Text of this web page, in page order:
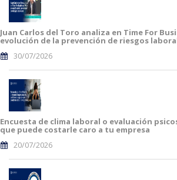
Juan Carlos del Toro analiza en Time For
evolución de la prevención de riesgos
30/07/2026
Encuesta de clima laboral o evaluación
que puede costarle caro a tu empresa
20/07/2026